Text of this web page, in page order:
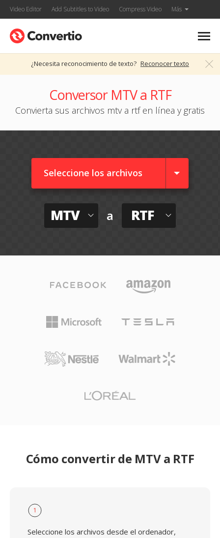
Video Editor Add Subtitles to Video Compress Video Más
¿Necesita reconocimiento de texto? Reconocer texto
Conversor MTV a RTF
Convierta sus archivos mtv a rtf en línea y gratis
Seleccione los archivos
MTV a RTF
Cómo convertir de MTV a RTF
1
Seleccione los archivos desde el ordenador,